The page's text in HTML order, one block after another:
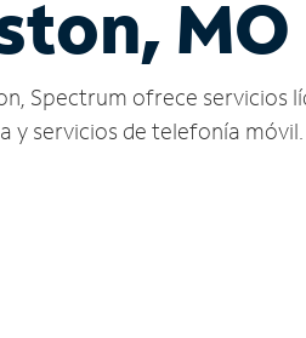
MO
Spectrum ofrece
y servicios de telefonía móvil.